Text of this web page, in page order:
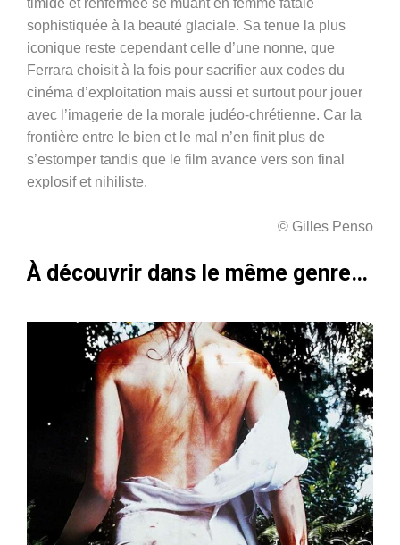
sophistiquée à la beauté glaciale. Sa tenue la plus
iconique reste cependant celle d’une nonne, que
Ferrara choisit à la fois pour sacrifier aux codes du
cinéma d’exploitation mais aussi et surtout pour jouer
avec l’imagerie de la morale judéo-chrétienne. Car la
frontière entre le bien et le mal n’en finit plus de
s’estomper tandis que le film avance vers son final
explosif et nihiliste.
© Gilles Penso
À découvrir dans le même genre…